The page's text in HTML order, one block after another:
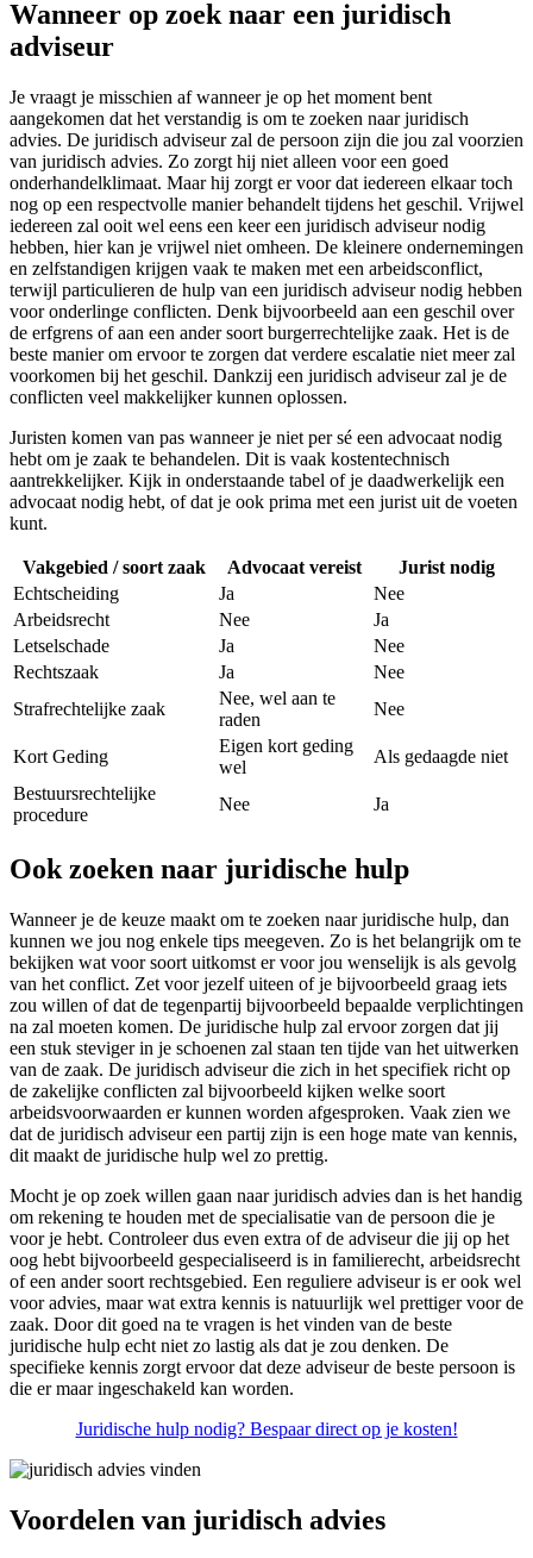
Wanneer op zoek naar een juridisch
adviseur
Je vraagt je misschien af wanneer je op het moment bent
aangekomen dat het verstandig is om te zoeken naar juridisch
advies. De juridisch adviseur zal de persoon zijn die jou zal voorzien
van juridisch advies. Zo zorgt hij niet alleen voor een goed
onderhandelklimaat. Maar hij zorgt er voor dat iedereen elkaar toch
nog op een respectvolle manier behandelt tijdens het geschil. Vrijwel
iedereen zal ooit wel eens een keer een juridisch adviseur nodig
hebben, hier kan je vrijwel niet omheen. De kleinere ondernemingen
en zelfstandigen krijgen vaak te maken met een arbeidsconflict,
terwijl particulieren de hulp van een juridisch adviseur nodig hebben
voor onderlinge conflicten. Denk bijvoorbeeld aan een geschil over
de erfgrens of aan een ander soort burgerrechtelijke zaak. Het is de
beste manier om ervoor te zorgen dat verdere escalatie niet meer zal
voorkomen bij het geschil. Dankzij een juridisch adviseur zal je de
conflicten veel makkelijker kunnen oplossen.
Juristen komen van pas wanneer je niet per sé een advocaat nodig
hebt om je zaak te behandelen. Dit is vaak kostentechnisch
aantrekkelijker. Kijk in onderstaande tabel of je daadwerkelijk een
advocaat nodig hebt, of dat je ook prima met een jurist uit de voeten
kunt.
Vakgebied / soort zaak Advocaat vereist
Jurist nodig
Echtscheiding
Ja
Nee
Arbeidsrecht
Nee
Ja
Letselschade
Ja
Nee
Rechtszaak
Ja
Nee
Strafrechtelijke zaak
Nee, wel aan te
raden
Nee
Kort Geding
Eigen kort geding
wel
Als gedaagde niet
Bestuursrechtelijke
procedure
Nee Ja
Ook zoeken naar juridische hulp
Wanneer je de keuze maakt om te zoeken naar juridische hulp, dan
kunnen we jou nog enkele tips meegeven. Zo is het belangrijk om te
bekijken wat voor soort uitkomst er voor jou wenselijk is als gevolg
van het conflict. Zet voor jezelf uiteen of je bijvoorbeeld graag iets
zou willen of dat de tegenpartij bijvoorbeeld bepaalde verplichtingen
na zal moeten komen. De juridische hulp zal ervoor zorgen dat jij
een stuk steviger in je schoenen zal staan ten tijde van het uitwerken
van de zaak. De juridisch adviseur die zich in het specifiek richt op
de zakelijke conflicten zal bijvoorbeeld kijken welke soort
arbeidsvoorwaarden er kunnen worden afgesproken. Vaak zien we
dat de juridisch adviseur een partij zijn is een hoge mate van kennis,
dit maakt de juridische hulp wel zo prettig.
Mocht je op zoek willen gaan naar juridisch advies dan is het handig
om rekening te houden met de specialisatie van de persoon die je
voor je hebt. Controleer dus even extra of de adviseur die jij op het
oog hebt bijvoorbeeld gespecialiseerd is in familierecht, arbeidsrecht
of een ander soort rechtsgebied. Een reguliere adviseur is er ook wel
voor advies, maar wat extra kennis is natuurlijk wel prettiger voor de
zaak. Door dit goed na te vragen is het vinden van de beste
juridische hulp echt niet zo lastig als dat je zou denken. De
specifieke kennis zorgt ervoor dat deze adviseur de beste persoon is
die er maar ingeschakeld kan worden.
Juridische hulp nodig? Bespaar direct op je kosten!
Voordelen van juridisch advies